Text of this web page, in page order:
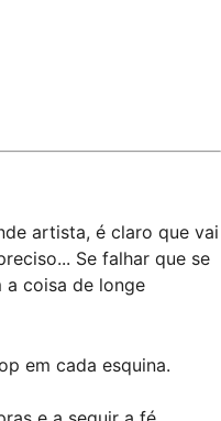
artista, é claro que vai
Se falhar que se
a coisa de longe
em cada esquina.